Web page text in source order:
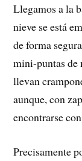
Llegamos a la
nieve se está
de forma
mini-puntas de
llevan
aunque, con
encontrarse
Precisamente